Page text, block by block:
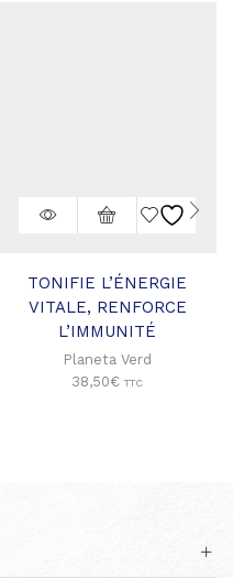
TONIFIE L’ÉNERGIE
VITALE, RENFORCE
L’IMMUNITÉ
Planeta Verd
38,50€ TTC